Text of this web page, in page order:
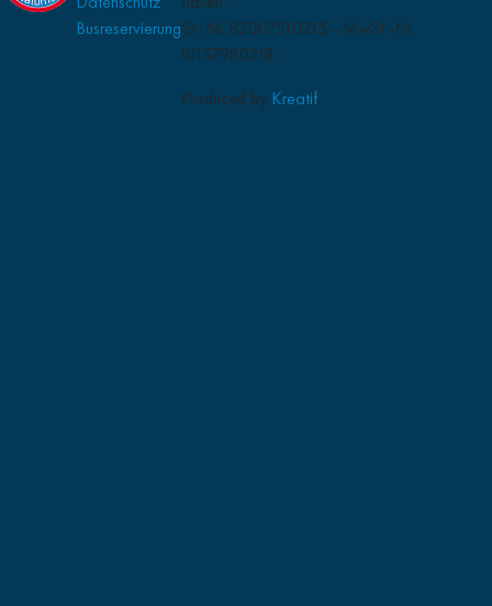
BusreservierungSt.-Nr. 82007510215 - MwSt.-Nr.
01157980218
Produced by Kreatif.